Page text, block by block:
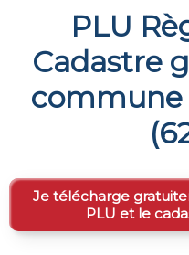
PLU
Cadastre
commune
(
Je télécharge
PLU et le